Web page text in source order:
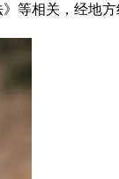
等相关，经地